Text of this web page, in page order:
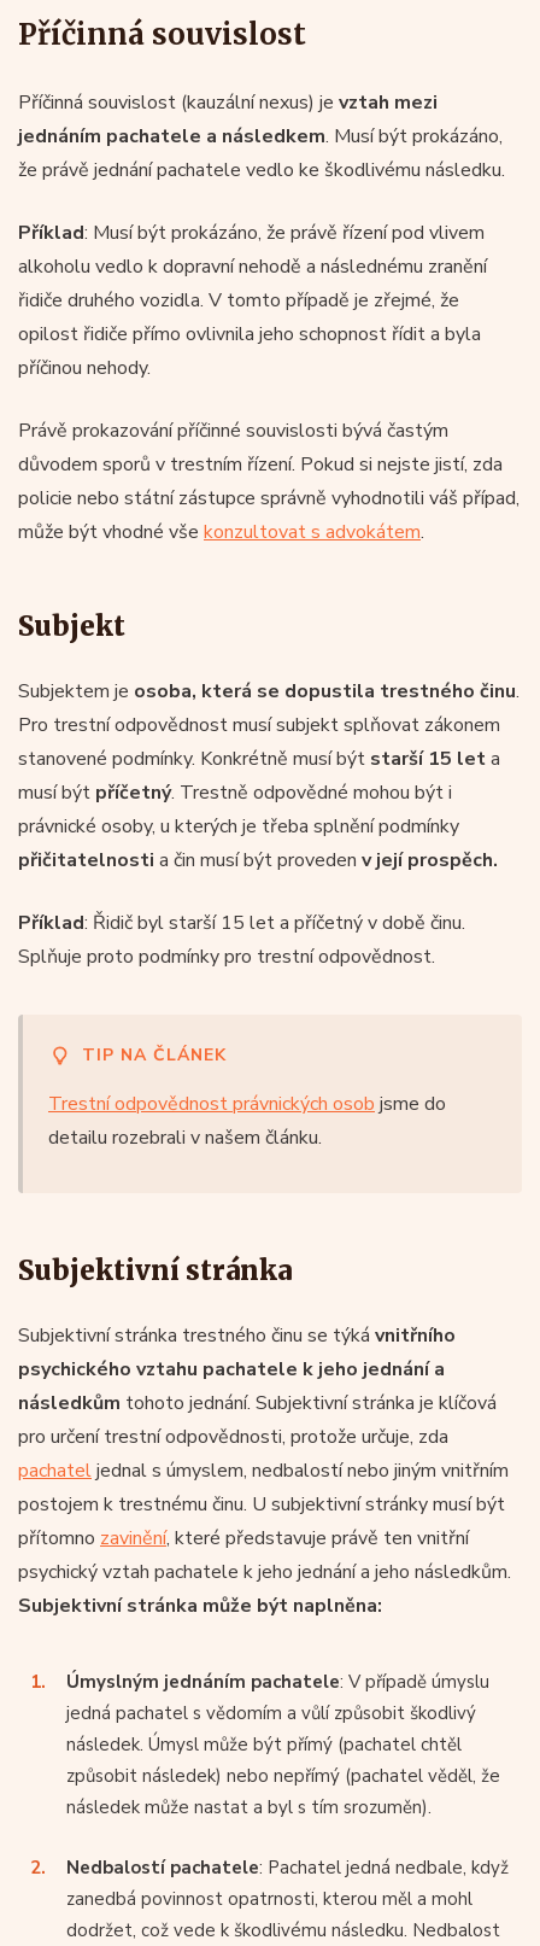
Příčinná souvislost
Příčinná souvislost (kauzální nexus) je vztah mezi
jednáním pachatele a následkem. Musí být prokázáno,
že právě jednání pachatele vedlo ke škodlivému následku.
Příklad: Musí být prokázáno, že právě řízení pod vlivem
alkoholu vedlo k dopravní nehodě a následnému zranění
řidiče druhého vozidla. V tomto případě je zřejmé, že
opilost řidiče přímo ovlivnila jeho schopnost řídit a byla
příčinou nehody.
Právě prokazování příčinné souvislosti bývá častým
důvodem sporů v trestním řízení. Pokud si nejste jistí, zda
policie nebo státní zástupce správně vyhodnotili váš případ,
může být vhodné vše konzultovat s advokátem.
Subjekt
Subjektem je osoba, která se dopustila trestného činu.
Pro trestní odpovědnost musí subjekt splňovat zákonem
stanovené podmínky. Konkrétně musí být starší 15 leta
musí být příčetný. Trestně odpovědné mohou být i
právnické osoby, u kterých je třeba splnění podmínky
přičitatelnosti a čin musí být proveden v její prospěch.
Příklad: Řidič byl starší 15 let a příčetný v době činu.
Splňuje proto podmínky pro trestní odpovědnost.
TIP NA ČLÁNEK
Trestní odpovědnost právnických osob jsme do
detailu rozebrali v našem článku.
Subjektivní stránka
Subjektivní stránka trestného činu se týká vnitřního
psychického vztahu pachatele k jeho jednání a
následkům tohoto jednání. Subjektivní stránka je klíčová
pro určení trestní odpovědnosti, protože určuje, zda
pachateljednal s úmyslem, nedbalostí nebo jiným vnitřním
postojem k trestnému činu. U subjektivní stránky musí být
přítomno zavinění, které představuje právě ten vnitřní
psychický vztah pachatele k jeho jednání a jeho následkům.
Subjektivní stránka může být naplněna:
Úmyslným jednáním pachatele: V případě úmyslu
jedná pachatel s vědomím a vůlí způsobit škodlivý
následek. Úmysl může být přímý (pachatel chtěl
způsobit následek) nebo nepřímý (pachatel věděl, že
následek může nastat a byl s tím srozuměn).
Nedbalostí pachatele: Pachatel jedná nedbale, když
zanedbá povinnost opatrnosti, kterou měl a mohl
dodržet, což vede k škodlivému následku. Nedbalost